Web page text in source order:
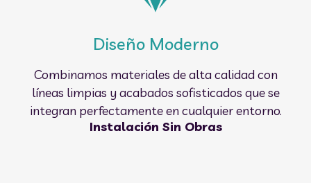
Diseño Moderno
Combinamos materiales de alta calidad con
líneas limpias y acabados sofisticados que se
integran perfectamente en cualquier entorno.
Instalación Sin Obras